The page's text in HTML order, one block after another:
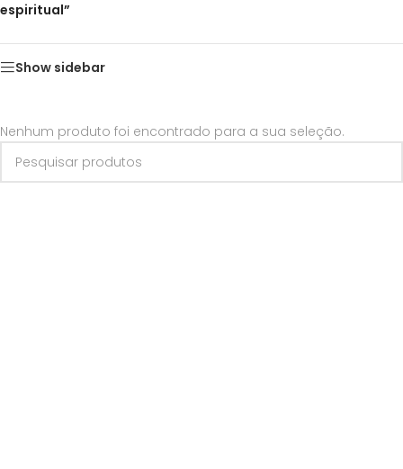
espiritual”
Show sidebar
Nenhum produto foi encontrado para a sua seleção.